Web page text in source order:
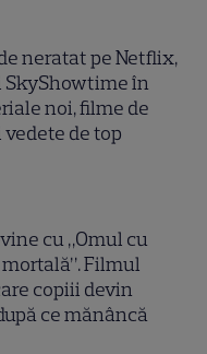
neratat pe Netflix,
SkyShowtime în
noi, filme de
de top
cu „Omul cu
Filmul
copiii devin
ce mănâncă